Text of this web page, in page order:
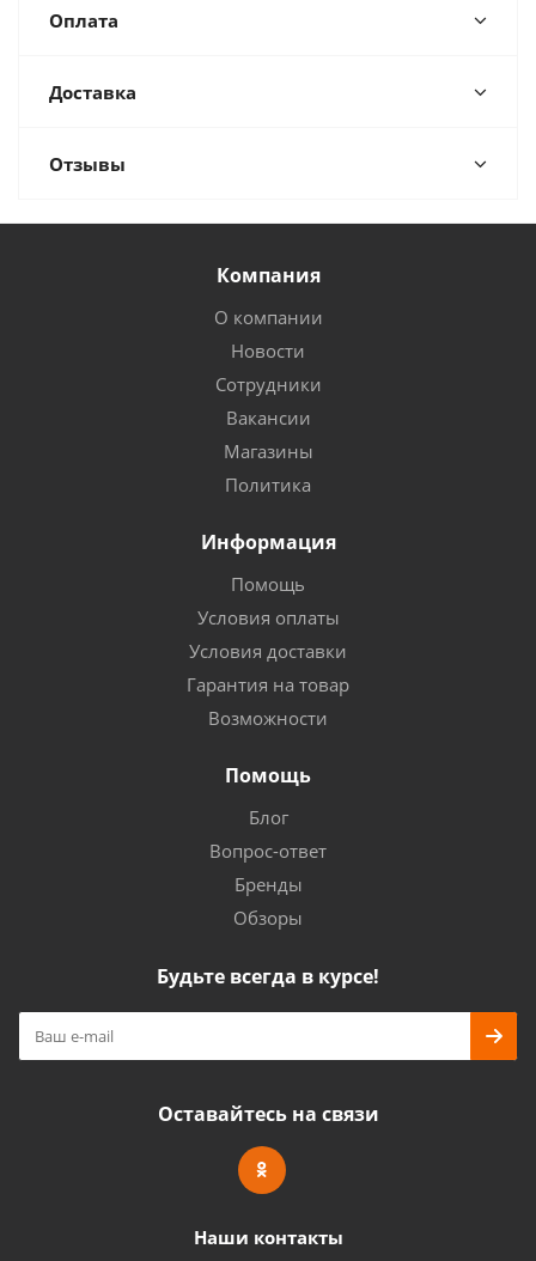
Оплата
Доставка
Отзывы
Компания
О компании
Новости
Сотрудники
Вакансии
Магазины
Политика
Информация
Помощь
Условия оплаты
Условия доставки
Гарантия на товар
Возможности
Помощь
Блог
Вопрос-ответ
Бренды
Обзоры
Будьте всегда в курсе!
Оставайтесь на связи
Наши контакты